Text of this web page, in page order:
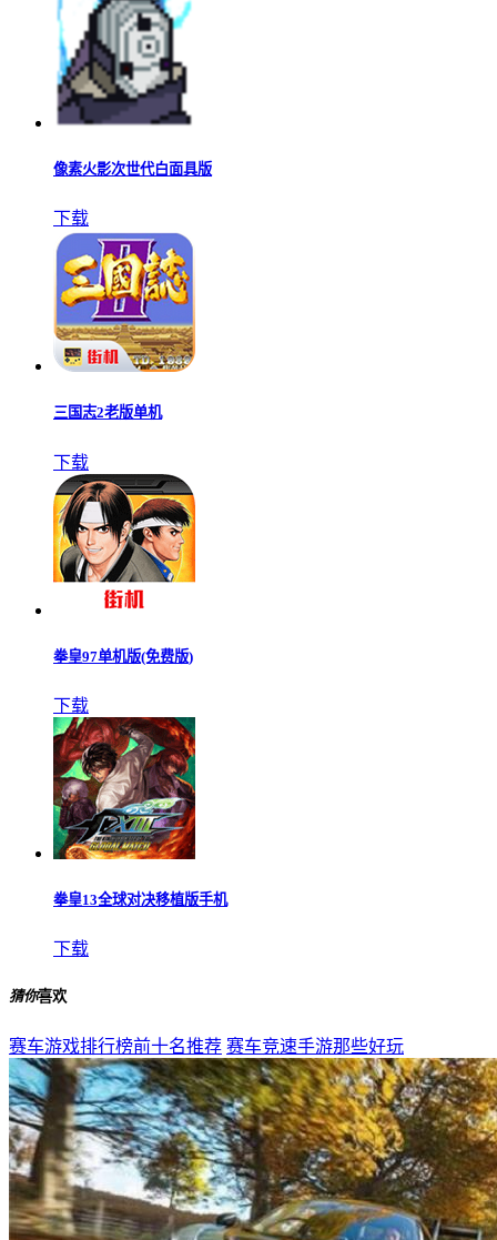
像素火影次世代白面具版
下载
三国志2老版单机
下载
拳皇97单机版(免费版)
下载
拳皇13全球对决移植版手机
下载
猜你喜欢
赛车游戏排行榜前十名推荐 赛车竞速手游那些好玩